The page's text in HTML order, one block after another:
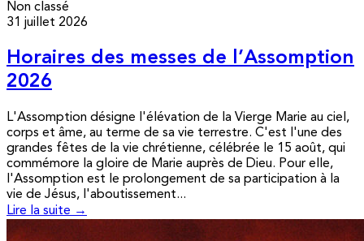
Non classé
31 juillet 2026
Horaires des messes de l’Assomption
2026
L'Assomption désigne l'élévation de la Vierge Marie au ciel,
corps et âme, au terme de sa vie terrestre. C'est l'une des
grandes fêtes de la vie chrétienne, célébrée le 15 août, qui
commémore la gloire de Marie auprès de Dieu. Pour elle,
l'Assomption est le prolongement de sa participation à la
vie de Jésus, l'aboutissement...
Lire la suite →